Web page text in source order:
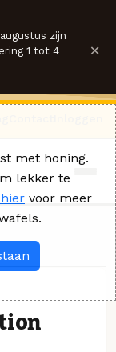
zijn
1 tot 4
×
met honing.
lekker te
voor meer